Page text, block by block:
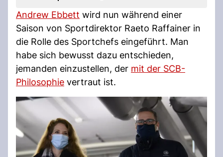
Andrew Ebbett wird nun während einer
Saison von Sportdirektor Raeto Raffainer in
die Rolle des Sportchefs eingeführt. Man
habe sich bewusst dazu entschieden,
jemanden einzustellen, der mit der SCB-
Philosophie vertraut ist.